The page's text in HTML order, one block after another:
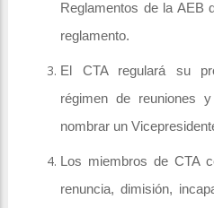
Reglamentos de la AEB
reglamento.
El CTA regulará su
régimen de reuniones
nombrar un
Los miembros de CTA
renuncia, dimisión,